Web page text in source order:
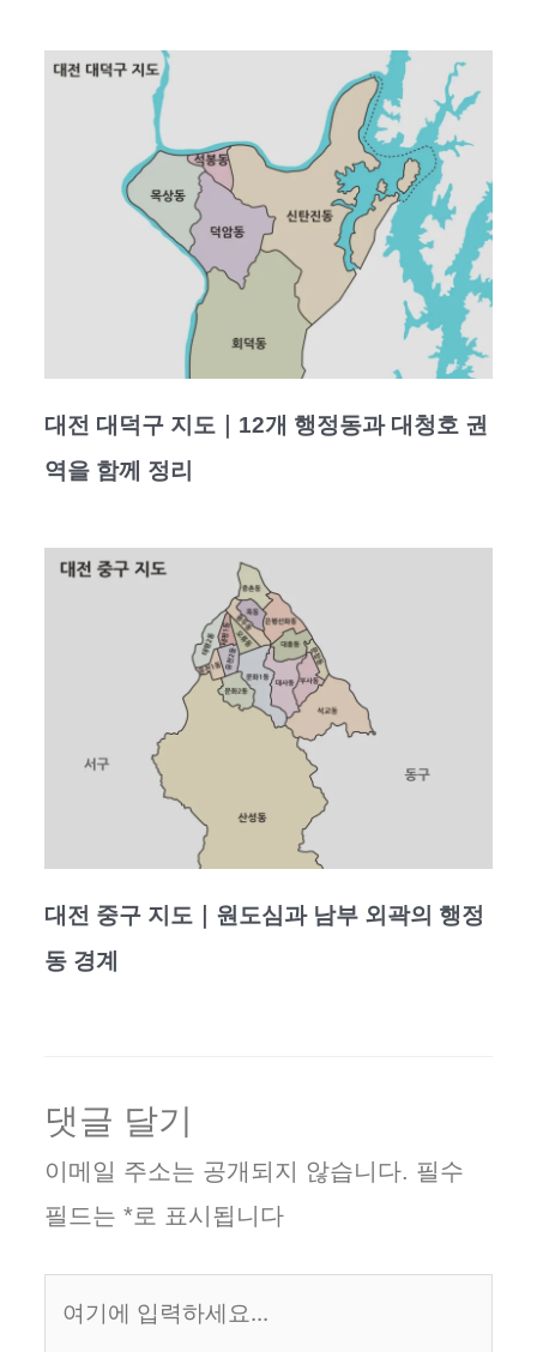
대전 대덕구 지도｜12개 행정동과 대청호 권
역을 함께 정리
대전 중구 지도｜원도심과 남부 외곽의 행정
동 경계
댓글 달기
이메일 주소는 공개되지 않습니다. 필수
필드는 *로 표시됩니다